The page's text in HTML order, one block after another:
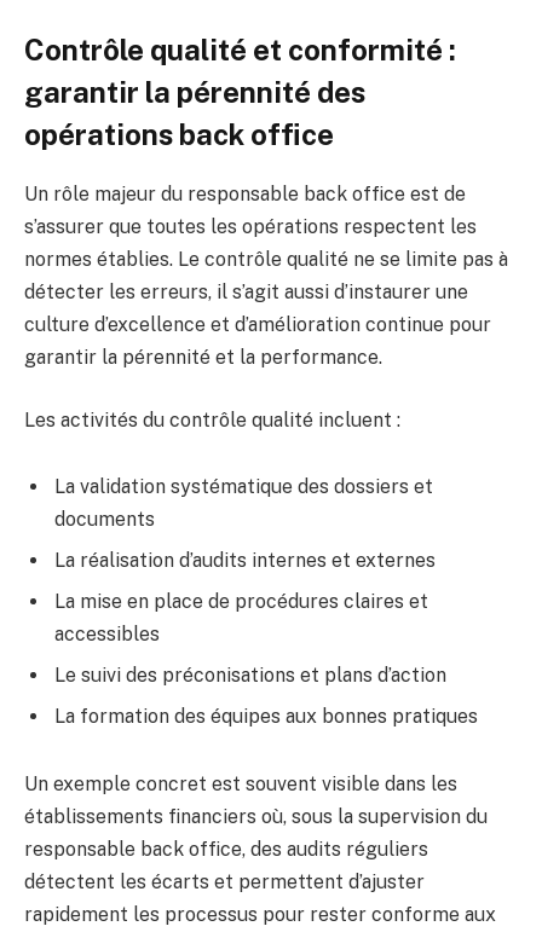
Contrôle qualité et conformité :
garantir la pérennité des
opérations back office
Un rôle majeur du responsable back office est de
s’assurer que toutes les opérations respectent les
normes établies. Le contrôle qualité ne se limite pas à
détecter les erreurs, il s’agit aussi d’instaurer une
culture d’excellence et d’amélioration continue pour
garantir la pérennité et la performance.
Les activités du contrôle qualité incluent :
La validation systématique des dossiers et
documents
La réalisation d’audits internes et externes
La mise en place de procédures claires et
accessibles
Le suivi des préconisations et plans d’action
La formation des équipes aux bonnes pratiques
Un exemple concret est souvent visible dans les
établissements financiers où, sous la supervision du
responsable back office, des audits réguliers
détectent les écarts et permettent d’ajuster
rapidement les processus pour rester conforme aux